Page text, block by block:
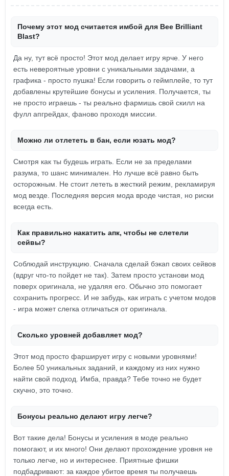
Почему этот мод считается имбой для Bee Brilliant
Blast?
Да ну, тут всё просто! Этот мод делает игру ярче. У него
есть невероятные уровни с уникальными задачами, а
графика - просто пушка! Если говорить о геймплейе, то тут
добавлены крутейшие бонусы и усиления. Получается, ты
не просто играешь - ты реально фармишь свой скилл на
фулл апгрейдах, фаново проходя миссии.
Можно ли отлететь в бан, если юзать мод?
Смотря как ты будешь играть. Если не за пределами
разума, то шанс минимален. Но лучше всё равно быть
осторожным. Не стоит лететь в жесткий режим, рекламируя
мод везде. Последняя версия мода вроде чистая, но риски
всегда есть.
Как правильно накатить апк, чтобы не слетели
сейвы?
Соблюдай инструкцию. Сначала сделай бэкап своих сейвов
(вдруг что-то пойдет не так). Затем просто установи мод
поверх оригинала, не удаляя его. Обычно это помогает
сохранить прогресс. И не забудь, как играть с учетом модов
- игра может слегка отличаться от оригинала.
Сколько уровней добавляет мод?
Этот мод просто фарширует игру с новыми уровнями!
Более 50 уникальных заданий, и каждому из них нужно
найти свой подход. Имба, правда? Тебе точно не будет
скучно, это точно.
Бонусы реально делают игру легче?
Вот такие дела! Бонусы и усиления в моде реально
помогают, и их много! Они делают прохождение уровня не
только легче, но и интереснее. Приятные фишки
подбадривают: за каждое убитое время ты получаешь